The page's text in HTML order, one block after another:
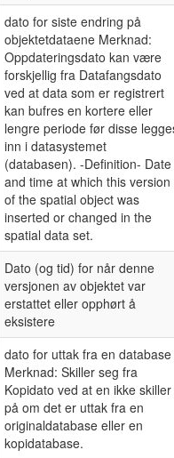
dato for siste endring på
objektetdataene Merknad:
Oppdateringsdato kan være
forskjellig fra Datafangsdato
ved at data som er registrert
kan bufres en kortere eller
lengre periode før disse
inn i datasystemet
(databasen). -Definition- Date
and time at which this version
of the spatial object was
inserted or changed in the
spatial data set.
Dato (og tid) for når denne
versjonen av objektet var
erstattet eller opphørt å
eksistere
dato for uttak fra en database
Merknad: Skiller seg fra
Kopidato ved at en ikke skiller
på om det er uttak fra en
originaldatabase eller en
kopidatabase.